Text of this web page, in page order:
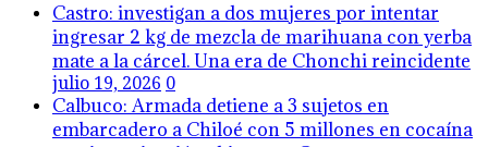
Castro: investigan a dos mujeres por intentar
ingresar 2 kg de mezcla de marihuana con yerba
mate a la cárcel. Una era de Chonchi reincidente
julio 19, 2026 0
Calbuco: Armada detiene a 3 sujetos en
embarcadero a Chiloé con 5 millones en cocaína